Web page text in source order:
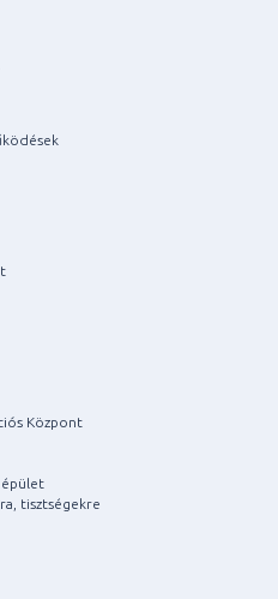
Központ
épület
tisztségekre